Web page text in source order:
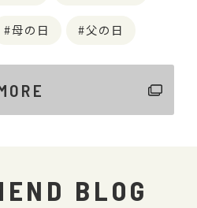
母の日 父の日
BLOG